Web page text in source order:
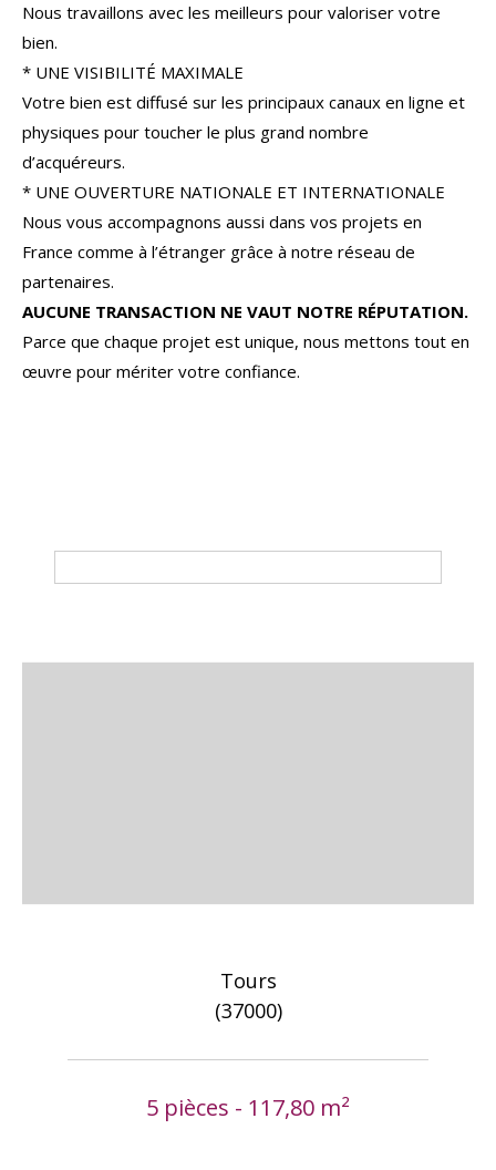
Nous travaillons avec les meilleurs pour valoriser votre
bien.
* UNE VISIBILITÉ MAXIMALE
Votre bien est diffusé sur les principaux canaux en ligne et
physiques pour toucher le plus grand nombre
d’acquéreurs.
* UNE OUVERTURE NATIONALE ET INTERNATIONALE
Nous vous accompagnons aussi dans vos projets en
France comme à l’étranger grâce à notre réseau de
partenaires.
AUCUNE TRANSACTION NE VAUT NOTRE RÉPUTATION.
Parce que chaque projet est unique, nous mettons tout en
œuvre pour mériter votre confiance.
Tours
(37000)
5 pièces - 117,80 m²